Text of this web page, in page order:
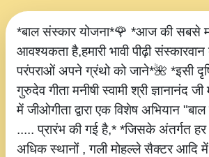
*बाल संस्कार योजना*🌹 *आज की सबसे
आवश्यकता है,हमारी भावी पीढ़ी
परंपराओं अपने ग्रंथो को जाने*🌺 *इसी
गुरुदेव गीता मनीषी स्वामी श्री ज्ञानानंद
में जीओगीता द्वारा एक विशेष अभियान
..... प्रारंभ की गई है,* *जिसके अंतर्गत
अधिक स्थानों , गली मोहल्ले सैक्टर आदि